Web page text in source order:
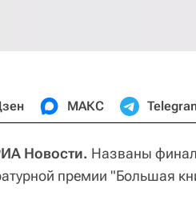
МАКС
Новости. Названы
премии "Большая